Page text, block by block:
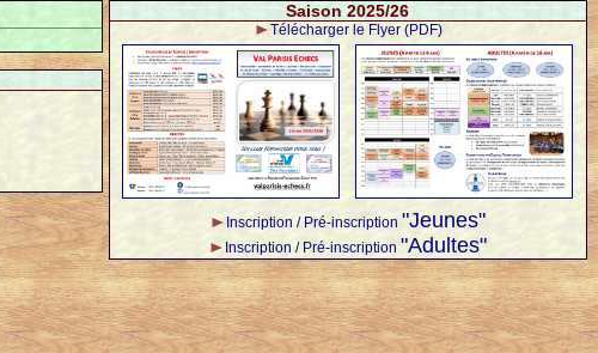
Saison 2025/26
Télécharger le Flyer (PDF)
Inscription / Pré-inscription "Jeunes"
Inscription / Pré-inscription "Adultes"